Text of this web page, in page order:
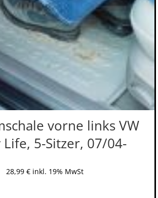
vorne links VW
Life, 5-Sitzer, 07/04-
28,99 € inkl. 19% MwSt